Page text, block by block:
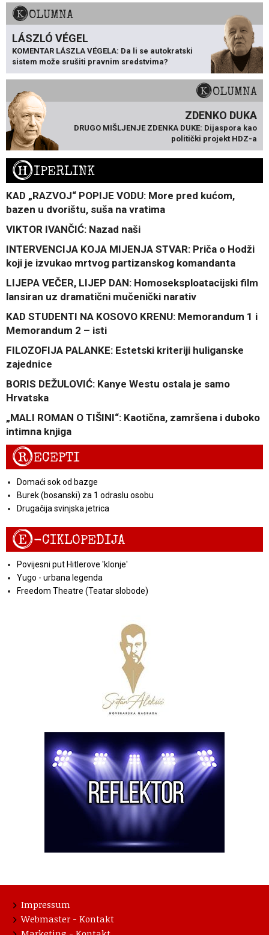
KOLUMNA
LÁSZLÓ VÉGEL
KOMENTAR LÁSZLA VÉGELA: Da li se autokratski
sistem može srušiti pravnim sredstvima?
KOLUMNA
ZDENKO DUKA
DRUGO MIŠLJENJE ZDENKA DUKE: Dijaspora kao
politički projekt HDZ-a
HIPERLINK
KAD „RAZVOJ“ POPIJE VODU: More pred kućom,
bazen u dvorištu, suša na vratima
VIKTOR IVANČIĆ: Nazad naši
INTERVENCIJA KOJA MIJENJA STVAR: Priča o Hodži
koji je izvukao mrtvog partizanskog komandanta
LIJEPA VEČER, LIJEP DAN: Homoseksploatacijski film
lansiran uz dramatični mučenički narativ
KAD STUDENTI NA KOSOVO KRENU: Memorandum 1 i
Memorandum 2 – isti
FILOZOFIJA PALANKE: Estetski kriteriji huliganske
zajednice
BORIS DEŽULOVIĆ: Kanye Westu ostala je samo
Hrvatska
„MALI ROMAN O TIŠINI“: Kaotična, zamršena i duboko
intimna knjiga
RECEPTI
Domaći sok od bazge
Burek (bosanski) za 1 odraslu osobu
Drugačija svinjska jetrica
E-CIKLOPEDIJA
Povijesni put Hitlerove 'klonje'
Yugo - urbana legenda
Freedom Theatre (Teatar slobode)
Impressum
Webmaster - Kontakt